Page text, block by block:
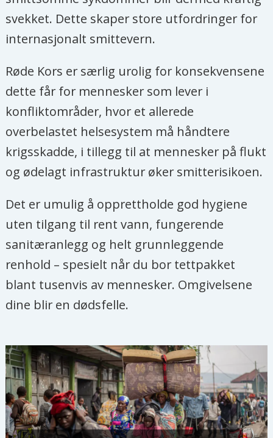
svekket. Dette skaper store utfordringer for
internasjonalt smittevern.
Røde Kors er særlig urolig for konsekvensene
dette får for mennesker som lever i
konfliktområder, hvor et allerede
overbelastet helsesystem må håndtere
krigsskadde, i tillegg til at mennesker på flukt
og ødelagt infrastruktur øker smitterisikoen.
Det er umulig å opprettholde god hygiene
uten tilgang til rent vann, fungerende
sanitæranlegg og helt grunnleggende
renhold – spesielt når du bor tettpakket
blant tusenvis av mennesker. Omgivelsene
dine blir en dødsfelle.